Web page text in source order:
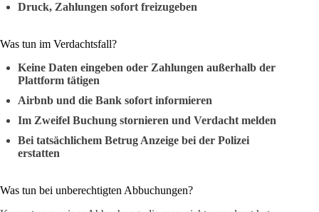
Druck, Zahlungen sofort freizugeben
Was tun im Verdachtsfall?
Keine Daten eingeben oder Zahlungen außerhalb der
Plattform tätigen
Airbnb und die Bank sofort informieren
Im Zweifel Buchung stornieren und Verdacht melden
Bei tatsächlichem Betrug Anzeige bei der Polizei
erstatten
Was tun bei unberechtigten Abbuchungen?